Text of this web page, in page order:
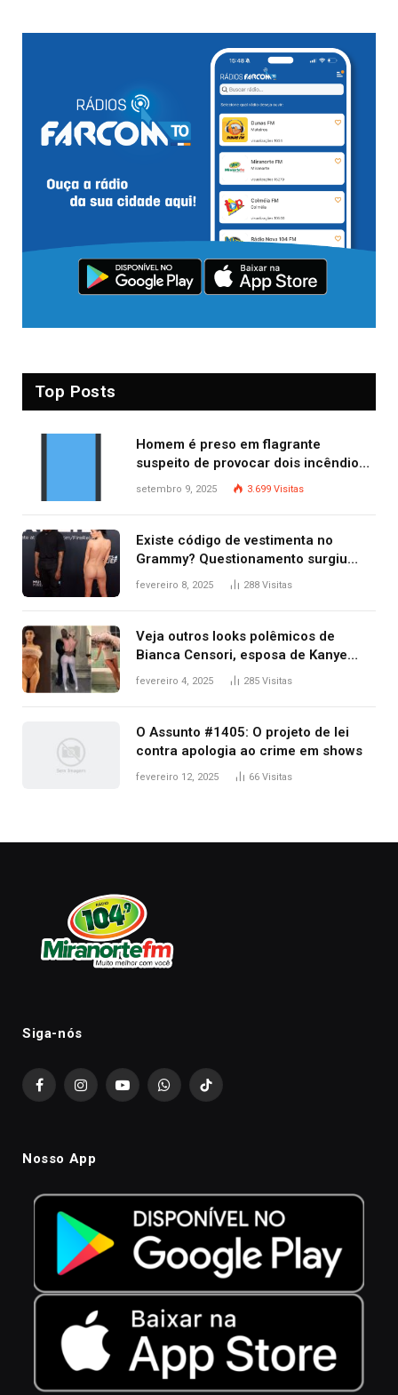
Top Posts
Homem é preso em flagrante
suspeito de provocar dois incêndios
criminosos no mesmo dia
setembro 9, 2025 3.699 Visitas
Existe código de vestimenta no
Grammy? Questionamento surgiu
após Bianca Censori, mulher de
fevereiro 8, 2025 288 Visitas
Veja outros looks polêmicos de
Bianca Censori, esposa de Kanye
West que apareceu nua no Grammy
fevereiro 4, 2025 285 Visitas
O Assunto #1405: O projeto de lei
contra apologia ao crime em shows
fevereiro 12, 2025 66 Visitas
Siga-nós
FacebookInstagramYouTubeWhatsAppTikTok
Nosso App